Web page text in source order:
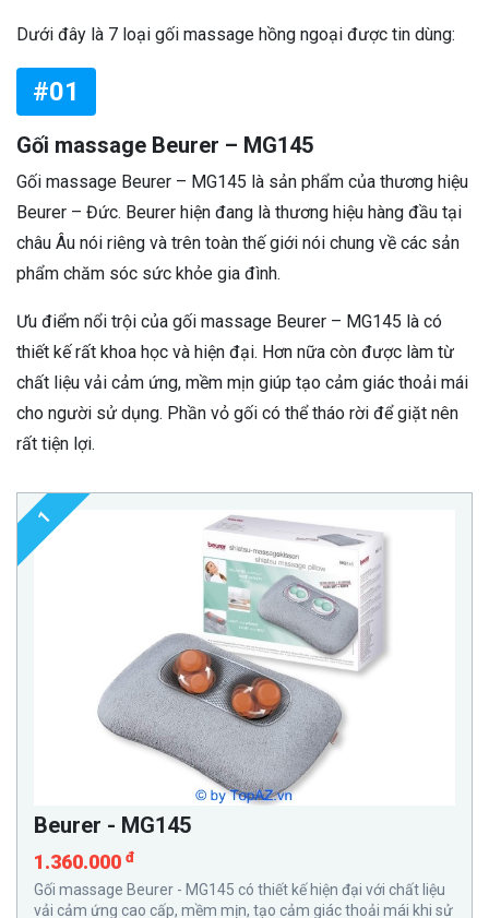
Dưới đây là 7 loại gối massage hồng ngoại được tin dùng:
#01
Gối massage Beurer – MG145
Gối massage Beurer – MG145 là sản phẩm của thương hiệu
Beurer – Đức. Beurer hiện đang là thương hiệu hàng đầu tại
châu Âu nói riêng và trên toàn thế giới nói chung về các sản
phẩm chăm sóc sức khỏe gia đình.
Ưu điểm nổi trội của gối massage Beurer – MG145 là có
thiết kế rất khoa học và hiện đại. Hơn nữa còn được làm từ
chất liệu vải cảm ứng, mềm mịn giúp tạo cảm giác thoải mái
cho người sử dụng. Phần vỏ gối có thể tháo rời để giặt nên
rất tiện lợi.
1
Beurer - MG145
1.360.000 đ
Gối massage Beurer - MG145 có thiết kế hiện đại với chất liệu
vải cảm ứng cao cấp, mềm mịn, tạo cảm giác thoải mái khi sử